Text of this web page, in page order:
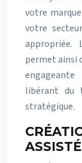
votre
votre
appropriée.
permet ainsi
libérant du
stratégique.